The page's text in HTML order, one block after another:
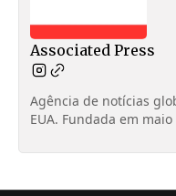
Associated Press
Agência de notícias
EUA. Fundada em maio